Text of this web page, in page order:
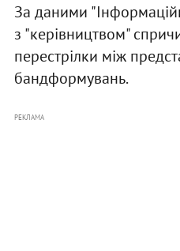
За даними
з "керівництвом"
перестрілки між
бандформувань.
РЕКЛАМА